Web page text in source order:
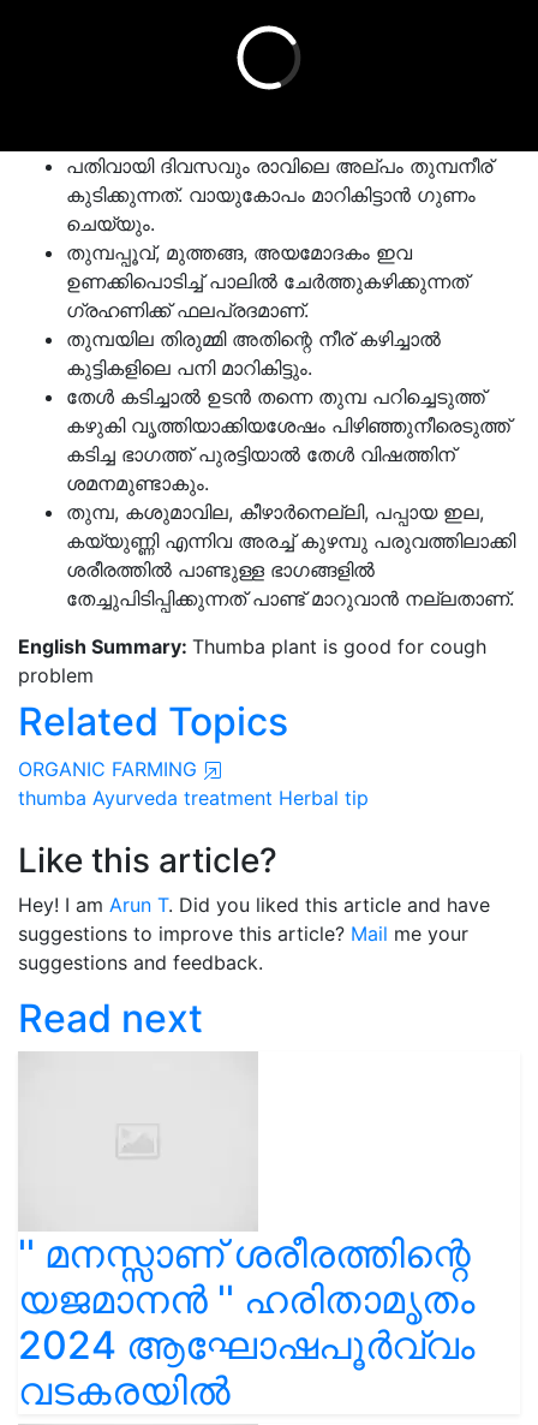
പതിവായി ദിവസവും രാവിലെ അല്പം തുമ്പനീര്
കുടിക്കുന്നത്. വായുകോപം മാറികിട്ടാൻ ഗുണം
ചെയ്യും.
തുമ്പപ്പൂവ്, മുത്തങ്ങ, അയമോദകം ഇവ
ഉണക്കിപൊടിച്ച് പാലിൽ ചേർത്തുകഴിക്കുന്നത്
ഗ്രഹണിക്ക് ഫലപ്രദമാണ്.
തുമ്പയില തിരുമ്മി അതിന്റെ നീര് കഴിച്ചാൽ
കുട്ടികളിലെ പനി മാറികിട്ടും.
തേൾ കടിച്ചാൽ ഉടൻ തന്നെ തുമ്പ പറിച്ചെടുത്ത്
കഴുകി വൃത്തിയാക്കിയശേഷം പിഴിഞ്ഞുനീരെടുത്ത്
കടിച്ച ഭാഗത്ത് പുരട്ടിയാൽ തേൾ വിഷത്തിന്
ശമനമുണ്ടാകും.
തുമ്പ, കശുമാവില, കീഴാർനെല്ലി, പപ്പായ ഇല,
കയ്യുണ്ണി എന്നിവ അരച്ച് കുഴമ്പു പരുവത്തിലാക്കി
ശരീരത്തിൽ പാണ്ടുള്ള ഭാഗങ്ങളിൽ
തേച്ചുപിടിപ്പിക്കുന്നത് പാണ്ട് മാറുവാൻ നല്ലതാണ്.
English Summary: Thumba plant is good for cough
problem
Related Topics
ORGANIC FARMING
thumba Ayurveda treatment Herbal tip
Like this article?
Hey! I am Arun T. Did you liked this article and have
suggestions to improve this article? Mail me your
suggestions and feedback.
Read next
'' മനസ്സാണ് ശരീരത്തിന്റെ
യജമാനൻ '' ഹരിതാമൃതം
2024 ആഘോഷപൂർവ്വം
വടകരയിൽ